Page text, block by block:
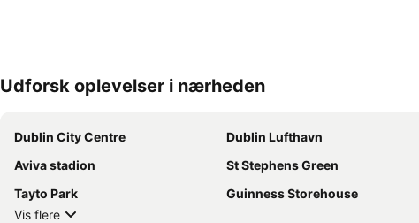
Udforsk oplevelser i nærheden
Dublin City Centre Dublin Lufthavn
Aviva stadion
St Stephens Green
Tayto Park
Guinness Storehouse
Vis flere